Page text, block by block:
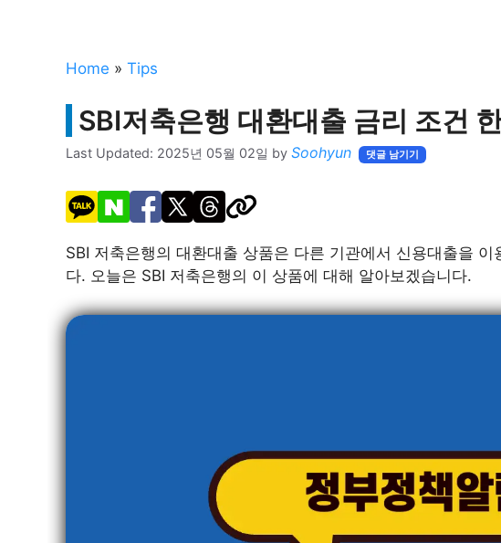
Home » Tips
SBI저축은행 대환대출 금리 조건
Last Updated: 2025년 05월 02일 by Soohyun 댓글 남기기
SBI 저축은행의 대환대출 상품은 다른 기관에서 신용대출을
다. 오늘은 SBI 저축은행의 이 상품에 대해 알아보겠습니다.